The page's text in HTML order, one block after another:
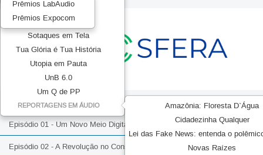
Pretos no topo
Mídia Pública
Sotaques em Tela
Tua Glória é Tua História
Utopia em Pauta
UnB 6.0
Um Q de PP
REPORTAGENS EM ÁUDIO
Amazônia: Floresta D`Água
Cidadezinha Qualquer
Lei das Fake News: entenda o
Novas Raízes
Prêmios LabAudio
Prêmios Expocom
Episódio 01 - Um Novo Meio Digital de Massa
Episódio 02 - A Revolução no Consumo de Áudio